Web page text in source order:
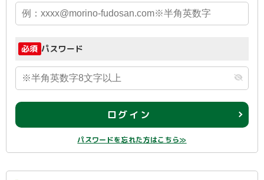
必須 パスワード
ログイン
パスワードを忘れた方はこちら≫